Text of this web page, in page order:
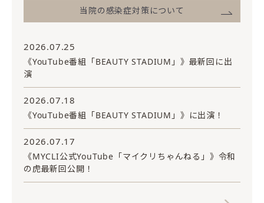
当院の感染症対策について
2026.07.25
《YouTube番組「BEAUTY STADIUM」》最新回に出
演
2026.07.18
《YouTube番組「BEAUTY STADIUM」》に出演！
2026.07.17
《MYCLI公式YouTube「マイクリちゃんねる」》令和
の虎最新回公開！